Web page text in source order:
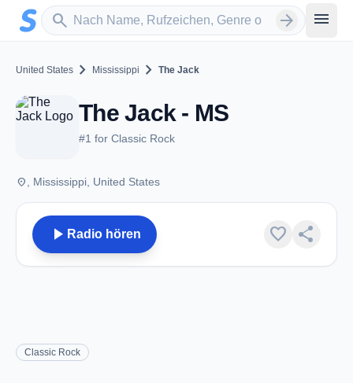
Zum Hauptinhalt springen
search
Sender suchen arrow_forward menu
United States chevron_right Mississippi chevron_right The Jack
The Jack - MS
#1 for Classic Rock
place , Mississippi, United States
play_arrow Radio hören favorite share
Classic Rock